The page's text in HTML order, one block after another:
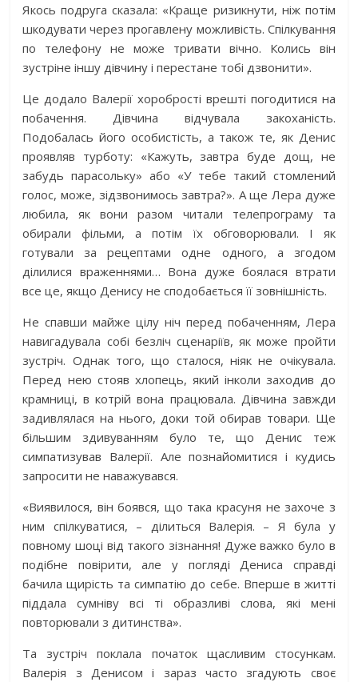
Якось подруга сказала: «Краще ризикнути, ніж потім
шкодувати через прогавлену можливість. Спілкування
по телефону не може тривати вічно. Колись він
зустріне іншу дівчину і перестане тобі дзвонити».
Це додало Валерії хоробрості врешті погодитися на
побачення. Дівчина відчувала закоханість.
Подобалась його особистість, а також те, як Денис
проявляв турботу: «Кажуть, завтра буде дощ, не
забудь парасольку» або «У тебе такий стомлений
голос, може, зідзвонимось завтра?». А ще Лера дуже
любила, як вони разом читали телепрограму та
обирали фільми, а потім їх обговорювали. І як
готували за рецептами одне одного, а згодом
ділилися враженнями… Вона дуже боялася втрати
все це, якщо Денису не сподобається її зовнішність.
Не спавши майже цілу ніч перед побаченням, Лера
навигадувала собі безліч сценаріїв, як може пройти
зустріч. Однак того, що сталося, ніяк не очікувала.
Перед нею стояв хлопець, який інколи заходив до
крамниці, в котрій вона працювала. Дівчина завжди
задивлялася на нього, доки той обирав товари. Ще
більшим здивуванням було те, що Денис теж
симпатизував Валерії. Але познайомитися і кудись
запросити не наважувався.
«Виявилося, він боявся, що така красуня не захоче з
ним спілкуватися, – ділиться Валерія. – Я була у
повному шоці від такого зізнання! Дуже важко було в
подібне повірити, але у погляді Дениса справді
бачила щирість та симпатію до себе. Вперше в житті
піддала сумніву всі ті образливі слова, які мені
повторювали з дитинства».
Та зустріч поклала початок щасливим стосункам.
Валерія з Денисом і зараз часто згадують своє